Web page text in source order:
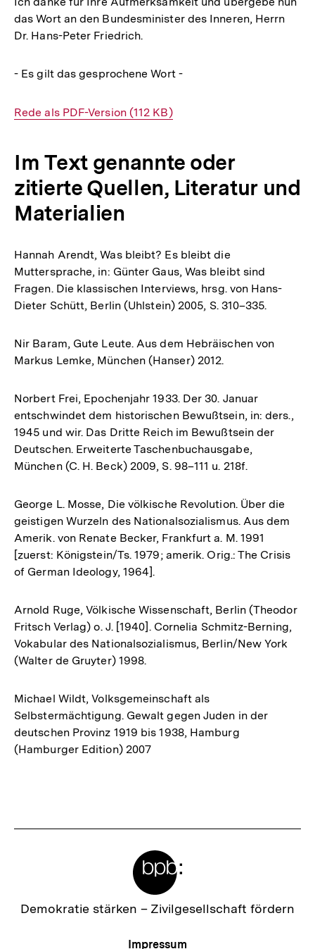
das Wort an den Bundesminister des Inneren, Herrn
Dr. Hans-Peter Friedrich.
- Es gilt das gesprochene Wort -
Interner
Rede als PDF-Version (112 KB)
Im Text genannte oder
zitierte Quellen, Literatur und
Materialien
Hannah Arendt, Was bleibt? Es bleibt die
Muttersprache, in: Günter Gaus, Was bleibt sind
Fragen. Die klassischen Interviews, hrsg. von Hans-
Dieter Schütt, Berlin (Uhlstein) 2005, S. 310–335.
Nir Baram, Gute Leute. Aus dem Hebräischen von
Markus Lemke, München (Hanser) 2012.
Norbert Frei, Epochenjahr 1933. Der 30. Januar
entschwindet dem historischen Bewußtsein, in: ders.,
1945 und wir. Das Dritte Reich im Bewußtsein der
Deutschen. Erweiterte Taschenbuchausgabe,
München (C. H. Beck) 2009, S. 98–111 u. 218f.
George L. Mosse, Die völkische Revolution. Über die
geistigen Wurzeln des Nationalsozialismus. Aus dem
Amerik. von Renate Becker, Frankfurt a. M. 1991
[zuerst: Königstein/Ts. 1979; amerik. Orig.: The Crisis
of German Ideology, 1964].
Arnold Ruge, Völkische Wissenschaft, Berlin (Theodor
Fritsch Verlag) o. J. [1940]. Cornelia Schmitz-Berning,
Vokabular des Nationalsozialismus, Berlin/New York
(Walter de Gruyter) 1998.
Michael Wildt, Volksgemeinschaft als
Selbstermächtigung. Gewalt gegen Juden in der
deutschen Provinz 1919 bis 1938, Hamburg
(Hamburger Edition) 2007
Zur
Demokratie stärken – Zivilgesellschaft fördern
Meta-
Impressum